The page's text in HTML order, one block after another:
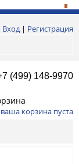
Вход| Регистрация
(499) 148-9970
корзина пуста